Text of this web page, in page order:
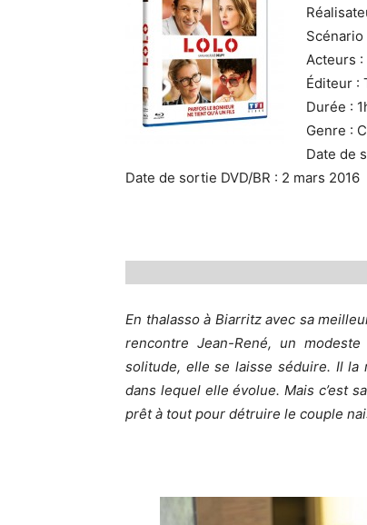
Scénario
Acteurs :
Éditeur :
Durée :
Genre :
Date de
Date de sortie DVD/BR : 2 mars 2016
En thalasso à Biarritz avec sa
rencontre Jean-René, un
solitude, elle se laisse séduire. Il la
dans lequel elle évolue. Mais c’est
prêt à tout pour détruire le couple